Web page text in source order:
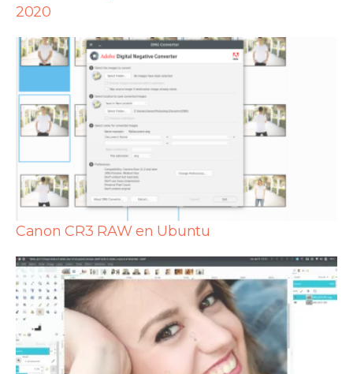
2020
Canon CR3 RAW en Ubuntu